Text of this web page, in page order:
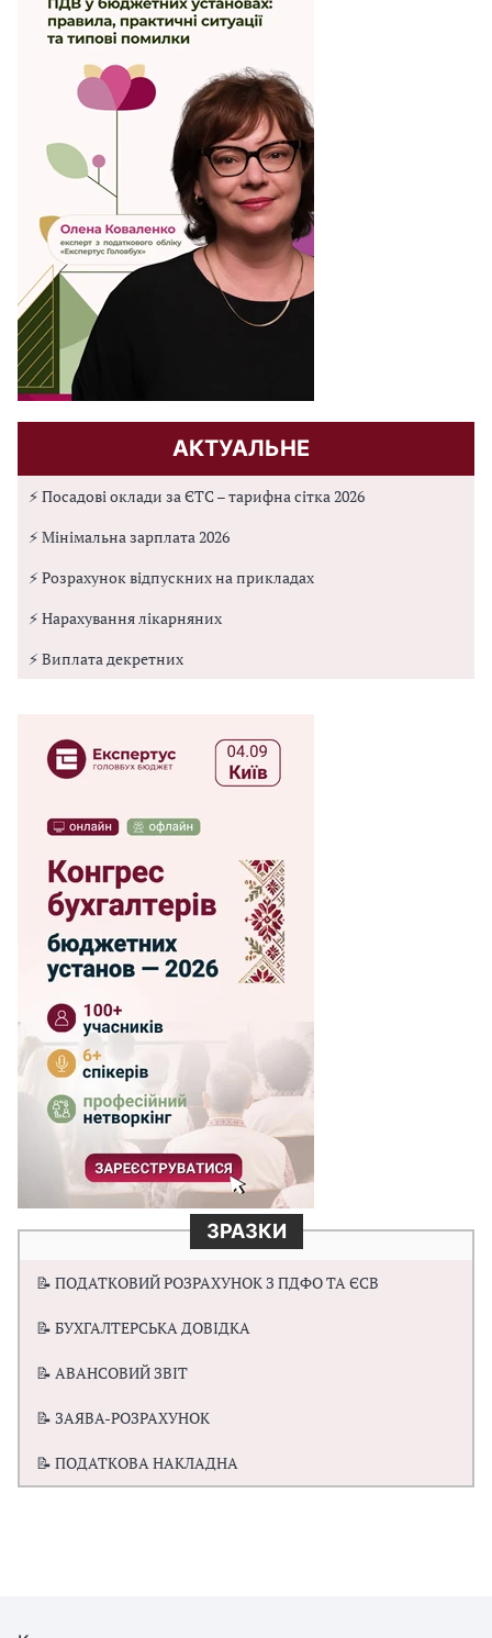
АКТУАЛЬНЕ
⚡ Посадові оклади за ЄТС – тарифна сітка 2026
⚡ Мінімальна зарплата 2026
⚡ Розрахунок відпускних на прикладах
⚡ Нарахування лікарняних
⚡ Виплата декретних
ЗРАЗКИ
📝 ПОДАТКОВИЙ РОЗРАХУНОК З ПДФО ТА ЄСВ
📝 БУХГАЛТЕРСЬКА ДОВІДКА
📝 АВАНСОВИЙ ЗВІТ
📝 ЗАЯВА-РОЗРАХУНОК
📝 ПОДАТКОВА НАКЛАДНА